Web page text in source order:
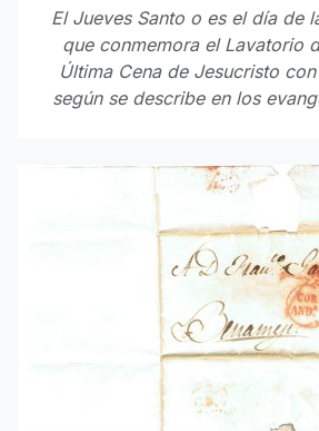
El Jueves Santo o es el día de
que conmemora el Lavatorio
Última Cena de Jesucristo
según se describe en los